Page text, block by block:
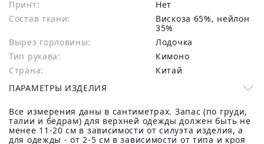
Принт:
Нет
Состав ткани:
вискоза 65%, нейлон
35%
Вырез горловины:
Лодочка
Тип рукава:
Кимоно
Страна:
Китай
ПАРАМЕТРЫ ИЗДЕЛИЯ
Все измерения даны в сантиметрах. Запас (по груди,
талии и бедрам) для верхней одежды должен быть не
менее 11-20 см в зависимости от силуэта изделия, а
для одежды - от 2-5 см в зависимости от типа и кроя